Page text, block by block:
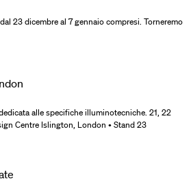
23 dicembre al 7 gennaio compresi. Torneremo
alle specifiche illuminotecniche. 21, 22
Centre Islington, London • Stand 23